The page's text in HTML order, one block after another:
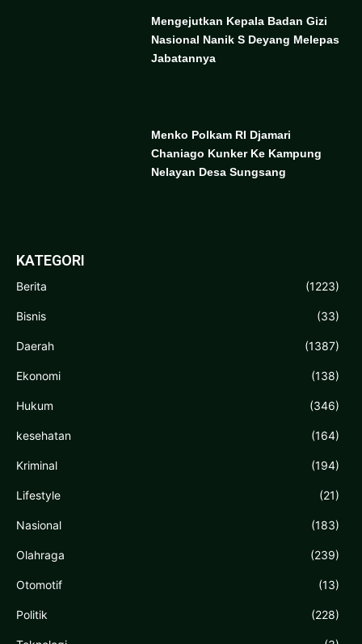
Mengejutkan Kepala Badan Gizi
Nasional Nanik S Deyang Melepas
Jabatannya
Menko Polkam RI Djamari
Chaniago Kunker Ke Kampung
Nelayan Desa Sungsang
KATEGORI
Berita (1223)
Bisnis (33)
Daerah (1387)
Ekonomi (138)
Hukum (346)
kesehatan (164)
Kriminal (194)
Lifestyle (21)
Nasional (183)
Olahraga (239)
Otomotif (13)
Politik (228)